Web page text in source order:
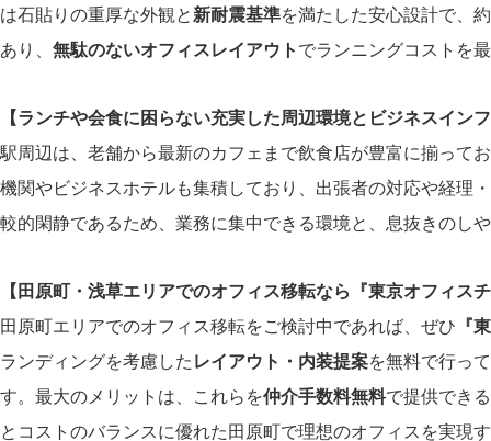
は石貼りの重厚な外観と新耐震基準を満たした安心設計で、
あり、 無駄のないオフィスレイアウトでランニングコストを
【ランチや会食に困らない充実した周辺環境とビジネスイン
駅周辺は、老舗から最新のカフェまで飲食店が豊富に揃って
機関やビジネスホテルも集積しており、出張者の対応や経理
較的閑静であるため、業務に集中できる環境と、息抜きのし
【田原町・浅草エリアでのオフィス移転なら『東京オフィス
田原町エリアでのオフィス移転をご検討中であれば、ぜひ 『
ランディングを考慮したレイアウト・内装提案を無料で行っ
す。最大のメリットは、これらを仲介手数料無料で提供でき
とコストのバランスに優れた田原町で理想のオフィスを実現